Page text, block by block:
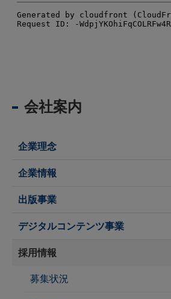
会社案内
企業理念
企業情報
出版事業
デジタルコンテンツ事業
採用情報
募集状況